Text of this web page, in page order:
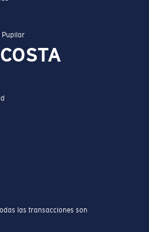
Pupilar
las transacciones son